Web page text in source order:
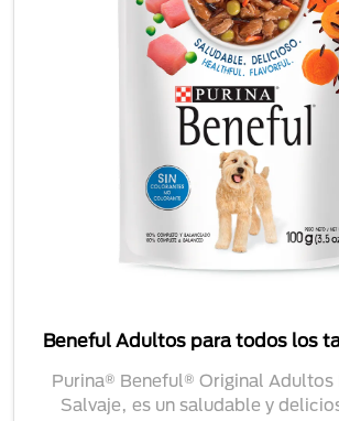
Beneful Adultos para todos los
Purina® Beneful® Original Adultos
Salvaje, es un saludable y